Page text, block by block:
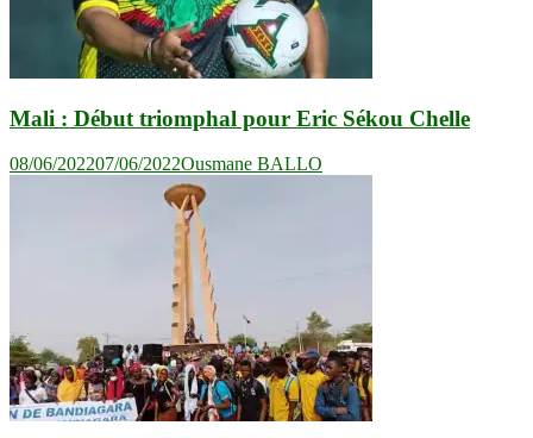
Mali : Début triomphal pour Eric Sékou Chelle
08/06/202207/06/2022Ousmane BALLO